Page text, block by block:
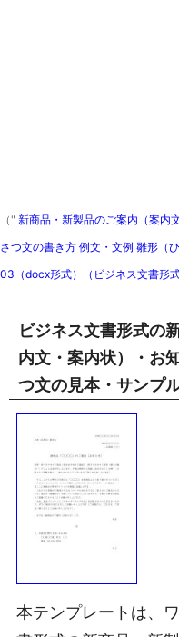
（" 新商品・新製品のご案内（案内
さつ文の書き方 例文・文例 雛形（
03（docx形式）（ビジネス文書形
ビジネス文書形式の
内文・案内状）・お
つ文の見本・サンプ
本テンプレートは、